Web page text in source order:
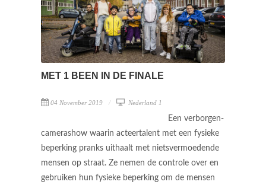
MET 1 BEEN IN DE FINALE
04 November 2019 Nederland 1
Een verborgen-
camerashow waarin acteertalent met een fysieke
beperking pranks uithaalt met nietsvermoedende
mensen op straat. Ze nemen de controle over en
gebruiken hun fysieke beperking om de mensen